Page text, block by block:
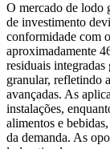
O mercado de lodo
de investimento
conformidade com
aproximadamente
residuais
granular, refletindo
avançadas. As
instalações,
alimentos e
da demanda. As